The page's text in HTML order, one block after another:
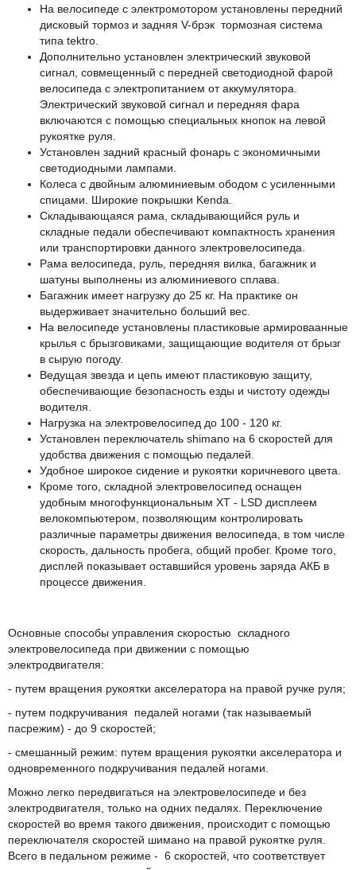
На велосипеде с электромотором установлены передний
дисковый тормоз и задняя V-брэк тормозная система
типа tektro.
Дополнительно установлен электрический звуковой
сигнал, совмещенный с передней светодиодной фарой
велосипеда с электропитанием от аккумулятора.
Электрический звуковой сигнал и передняя фара
включаются с помощью специальных кнопок на левой
рукоятке руля.
Установлен задний красный фонарь с экономичными
светодиодными лампами.
Колеса с двойным алюминиевым ободом с усиленными
спицами. Широкие покрышки Kenda.
Складывающаяся рама, складывающийся руль и
складные педали обеспечивают компактность хранения
или транспортировки данного электровелосипеда.
Рама велосипеда, руль, передняя вилка, багажник и
шатуны выполнены из алюминиевого сплава.
Багажник имеет нагрузку до 25 кг. На практике он
выдерживает значительно больший вес.
На велосипеде установлены пластиковые армироваанные
крылья с брызговиками, защищающие водителя от брызг
в сырую погоду.
Ведущая звезда и цепь имеют пластиковую защиту,
обеспечивающие безопасность езды и чистоту одежды
водителя.
Нагрузка на электровелосипед до 100 - 120 кг.
Установлен переключатель shimano на 6 скоростей для
удобства движения с помощью педалей.
Удобное широкое сидение и рукоятки коричневого цвета.
Кроме того, складной электровелосипед оснащен
удобным многофункциональным XT - LSD дисплеем
велокомпьютером, позволяющим контролировать
различные параметры движения велосипеда, в том числе
скорость, дальность пробега, общий пробег. Кроме того,
дисплей показывает оставшийся уровень заряда АКБ в
процессе движения.
Основные способы управления скоростью складного
электровелосипеда при движении с помощью
электродвигателя:
- путем вращения рукоятки акселератора на правой ручке руля;
- путем подкручивания педалей ногами (так называемый
пасрежим) - до 9 скоростей;
- смешанный режим: путем вращения рукоятки акселератора и
одновременного подкручивания педалей ногами.
Можно легко передвигаться на электровелосипеде и без
электродвигателя, только на одних педалях. Переключение
скоростей во время такого движения, происходит с помощью
переключателя скоростей шимано на правой рукоятке руля.
Всего в педальном режиме - 6 скоростей, что соответствует